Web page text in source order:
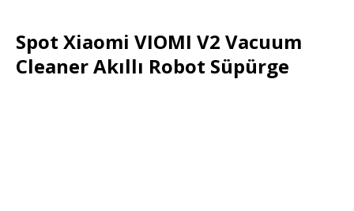
Spot Xiaomi VIOMI V2 Vacuum
Cleaner Akıllı Robot Süpürge